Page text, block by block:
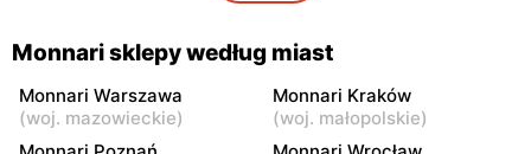
Monnari
Łódź, ul. Brzezińska 27/29
Monnari
Piłsudskiego 94
Monnari Monnari
Monnari sklepy według miast
Monnari Warszawa
(woj. mazowieckie)
Monnari Kraków
(woj. małopolskie)